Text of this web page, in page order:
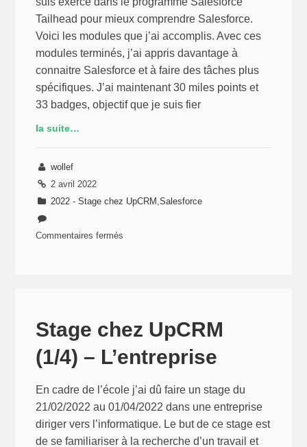
Rest
de
Microsoft
Sharepoint
Tailhead pour mieux comprendre Salesforce.
Voici les modules que j’ai accomplis. Avec ces
modules terminés, j’ai appris davantage à
connaitre Salesforce et à faire des tâches plus
spécifiques. J’ai maintenant 30 miles points et
33 badges, objectif que je suis fier
la suite…
wollef
2 avril 2022
2022 - Stage chez UpCRM ,Salesforce
Commentaires fermés
(2/4)
–
Apprendre
avec
Trailhead
Stage chez UpCRM
(1/4) – L’entreprise
En cadre de l’école j’ai dû faire un stage du
21/02/2022 au 01/04/2022 dans une entreprise
diriger vers l’informatique. Le but de ce stage est
de se familiariser à la recherche d’un travail et